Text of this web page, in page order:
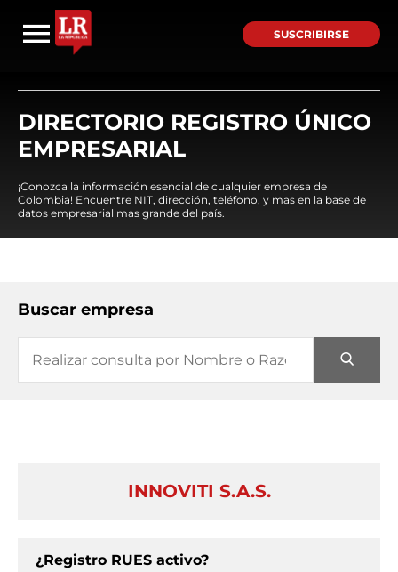
SUSCRIBIRSE
DIRECTORIO REGISTRO ÚNICO
EMPRESARIAL
¡Conozca la información esencial de cualquier empresa de
Colombia! Encuentre NIT, dirección, teléfono, y mas en la base de
datos empresarial mas grande del país.
Buscar empresa
INNOVITI S.A.S.
¿Registro RUES activo?